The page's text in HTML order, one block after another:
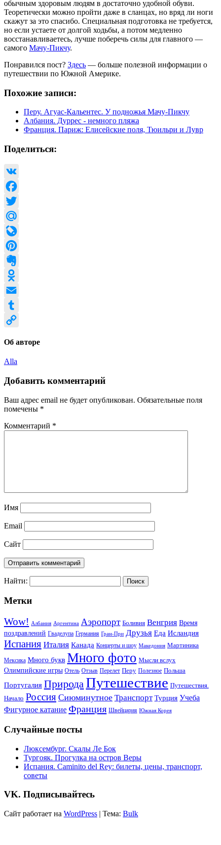
обычным здоровым людям в достаточно удобной обуви.
Теоретически можно пройти даже в сланцах, но вряд ли ноги
скажут за это спасибо. Специальная подготовка не требуется,
но если устаете от долгой ходьбы, а потом медленно
восстанавливаетесь, лучше поберечь силы для главного —
самого Мачу-Пикчу.
Понравился пост? Здесь — больше полезной информации о
путешествии по Южной Америке.
Похожие записи:
Перу. Агуас-Кальентес. У подножья Мачу-Пикчу
Албания. Дуррес - немного пляжа
Франция. Париж: Елисейские поля, Тюильри и Лувр
Поделиться:
VK
Facebook
Twitter
Mail.Ru
LiveJournal
Pinterest
Evernote
Odnoklassniki
Email
Tumblr
Об авторе
Alla
Добавить комментарий
Ваш адрес email не будет опубликован. Обязательные поля
помечены *
Комментарий *
Имя
Email
Сайт
Найти:
Метки
Wow! Албания Аргентина Аэропорт Боливия Венгрия Время
поздравлений Гваделупа Германия Гран-При Друзья Еда Исландия
Испания Италия Канада Концерты и шоу Македония Мартиника
Мексика Много букв Много фото Мысли вслух
Олимпийские игры Отель Отзыв Перелет Перу Полезное Польша
Португалия ПриродаПутешествие Путешествия.
Начало Россия Сиюминутное Транспорт Турция Учеба
Фигурное катание Франция Швейцария Южная Корея
Случайные посты
Люксембург. Скалы Ле Бок
Тургояк. Прогулка на остров Веры
Испания. Caminito del Rey: билеты, цены, транспорт,
советы
VK. Подписывайтесь
Сайт работает на WordPress | Тема: Bulk